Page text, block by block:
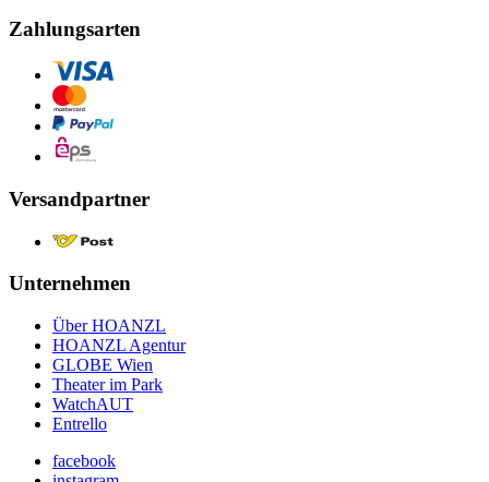
Zahlungsarten
Versandpartner
Unternehmen
Über HOANZL
HOANZL Agentur
GLOBE Wien
Theater im Park
WatchAUT
Entrello
facebook